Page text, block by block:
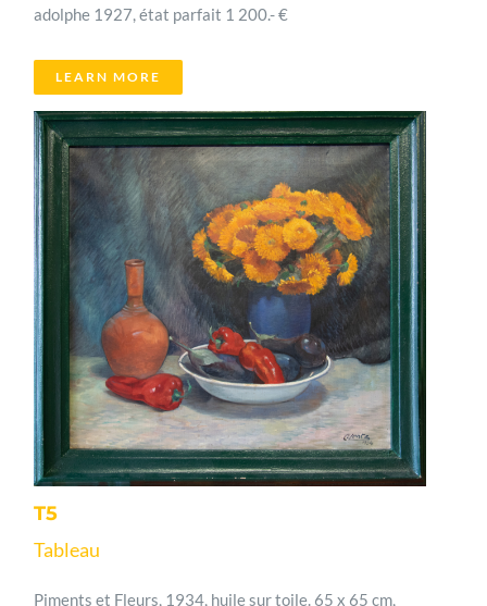
adolphe 1927, état parfait 1 200.- €
LEARN MORE
T5
Tableau
Piments et Fleurs, 1934, huile sur toile. 65 x 65 cm,